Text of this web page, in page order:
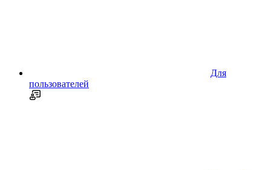
Для
пользователей